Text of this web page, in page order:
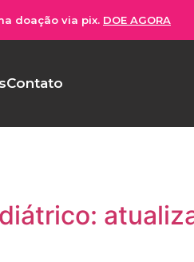
doação via pix. DOE AGORA
Contato